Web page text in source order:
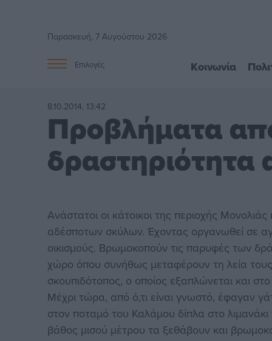
Παρασκευή, 7 Αυγούστου 2026
Επιλογές Κοινωνία
8.10.2014, 13:42
Προβλήματα
Ανάστατοι οι κάτοικοι της περιοχής
αδέσποτων σκύλων. Έχοντας οργανωθεί σε
οικισμούς. Βρωμοκοπούν τις παρυφές των
χώρο όπου συνήθως μεταφέρουν τη λεία
σκουπιδότοπος, ο οποίος εξαπλώνεται και στο
Μέχρι τώρα, από ό,τι είναι γνωστό, έφαγαν
στον ποταμό του Καλάμου δίπλα στο
βάθος μισού μέτρου τα ξεθάβουν και